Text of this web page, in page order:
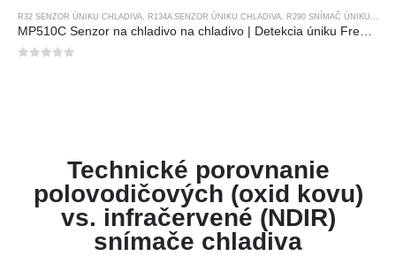
R32 SENZOR ÚNIKU CHLADIVA R134A SENZOR ÚNIKU CHLADIVA R290 SNÍMAČ ÚNIKU CHLADIVA
Technické porovnanie
polovodičových (oxid kovu)
vs. infračervené (NDIR)
snímače chladiva